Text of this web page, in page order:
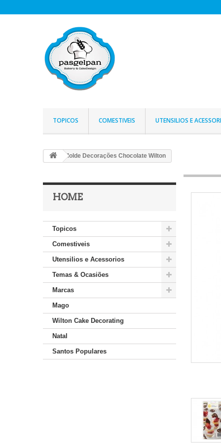
TOPICOS COMESTIVEIS UTENSILIOS E
Molde Decorações Chocolate Wilton
HOME
Topicos
Comestiveis
Utensilios e Acessorios
Temas & Ocasiões
Marcas
Mago
Wilton Cake Decorating
Natal
Santos Populares